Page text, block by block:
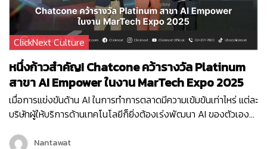
ClickNext Culture
หนึ่งก้าวสำคัญ! Chatcone คว้ารางวัล Platinum
สาขา AI Empower ในงาน MarTech Expo 2025
เมื่อการแข่งขันด้าน AI ในการทำการตลาดมีความเข้มข้นเท่าไหร่ แต่ละ
บริษัทผู้ให้บริการด้านเทคโนโลยีก็ยิ่งต้องเร่งพัฒนา AI ของตัวเอง
เป็นอีกหนึ่งก้าวสำคัญของบริษัท คลิกเน็กซ์ เทคโนโลยี จำกัด เพราะ
Nantawat